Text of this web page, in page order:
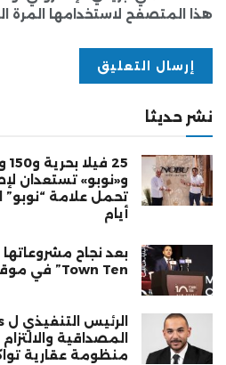
هذا المتصفح لاستخدامها المرة
نشر حديثا
و«نوبو» تستعدان
تحمل علامة
أيام
بعد نجاح
Town Ten” في موقع استراتيجي بالعبور
المصداقية
منظومة عقارية